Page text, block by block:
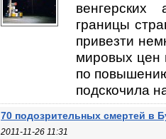
венгерских
границы
привезти
мировых цен
по
подскочила
70 подозрительных смертей в
2011-11-26 11:31